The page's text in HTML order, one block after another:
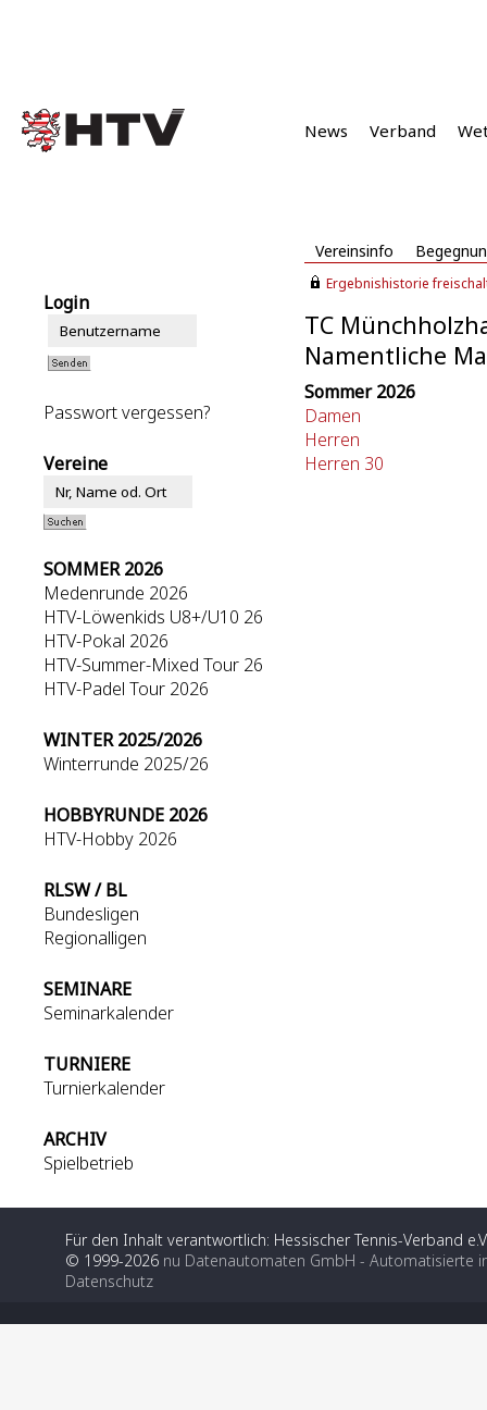
News Verband
Vereinsinfo
Login
Passwort vergessen?
Vereine
SOMMER 2026
Medenrunde 2026
HTV-Löwenkids U8+/U10 26
HTV-Pokal 2026
HTV-Summer-Mixed Tour 26
HTV-Padel Tour 2026
WINTER 2025/2026
Winterrunde 2025/26
HOBBYRUNDE 2026
HTV-Hobby 2026
RLSW / BL
Bundesligen
Regionalligen
SEMINARE
Seminarkalender
TURNIERE
Turnierkalender
ARCHIV
Spielbetrieb
Ergebnishistorie
TC
Namentliche
Sommer 2026
Damen
Herren
Herren 30
Für den Inhalt verantwortlich: Hessischer Tennis-Verband
© 1999-2026 nu Datenautomaten GmbH - Automatisierte
Datenschutz